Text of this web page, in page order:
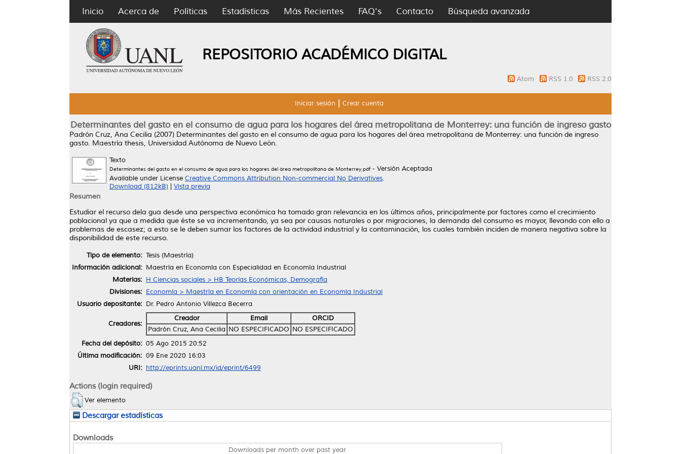
Inicio Acerca de Políticas Estadísticas Más Recientes FAQ's Contacto Búsqueda avanzada
REPOSITORIO ACADÉMICO DIGITAL
Atom RSS 1.0 RSS 2.0
Iniciar sesión Crear cuenta
Determinantes del gasto en el consumo de agua para los hogares del área metropolitana de Monterrey: una función de ingreso gasto
Padrón Cruz, Ana Cecilia (2007) Determinantes del gasto en el consumo de agua para los hogares del área metropolitana de Monterrey: una función de ingreso
gasto. Maestría thesis, Universidad Autónoma de Nuevo León.
Texto
Determinantes del gasto en el consumo de agua para los hogares del área metropolitana de Monterrey.pdf- Versión Aceptada
Available under License Creative Commons Attribution Non-commercial No Derivatives.
Download (812kB)
Vista previa
Resumen
Estudiar el recurso dela gua desde una perspectiva económica ha tomado gran relevancia en los últimos años, principalmente por factores como el crecimiento
poblacional ya que a medida que éste se va incrementando, ya sea por causas naturales o por migraciones, la demanda del consumo es mayor, llevando con ello a
problemas de escasez; a esto se le deben sumar los factores de la actividad industrial y la contaminación, los cuales también inciden de manera negativa sobre la
disponibilidad de este recurso.
Tipo de elemento: Tesis (Maestría)
Información adicional: Maestría en Economía con Especialidad en Economía Industrial
Materias: H Ciencias sociales > HB Teorías Económicas, Demografía
Divisiones: Economía > Maestría en Economía con orientación en Economía Industrial
Usuario depositante: Dr. Pedro Antonio Villezca Becerra
Creadores:
Creador Email
ORCID
Padrón Cruz, Ana Cecilia NO ESPECIFICADO NO ESPECIFICADO
Fecha del depósito: 05 Ago 2015 20:52
Última modificación: 09 Ene 2020 16:03
URI: http://eprints.uanl.mx/id/eprint/6499
Actions (login required)
Ver elemento
Descargar estadísticas
Downloads
Downloads per month over past year